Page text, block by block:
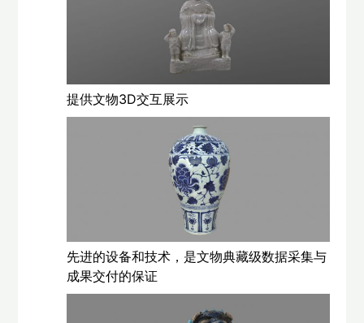
提供文物3D交互展示
先进的设备和技术，是文物典藏级数据采集与
成果交付的保证